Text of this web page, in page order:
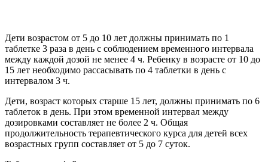
Дети возрастом от 5 до 10 лет должны принимать по 1
таблетке 3 раза в день с соблюдением временного интервала
между каждой дозой не менее 4 ч. Ребенку в возрасте от 10 до
15 лет необходимо рассасывать по 4 таблетки в день с
интервалом 3 ч.
Дети, возраст которых старше 15 лет, должны принимать по 6
таблеток в день. При этом временной интервал между
дозировками составляет не более 2 ч. Общая
продолжительность терапевтического курса для детей всех
возрастных групп составляет от 5 до 7 суток.